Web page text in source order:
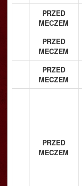
PRZED
MECZEM
PRZED
MECZEM
PRZED
MECZEM
PRZED
MECZEM